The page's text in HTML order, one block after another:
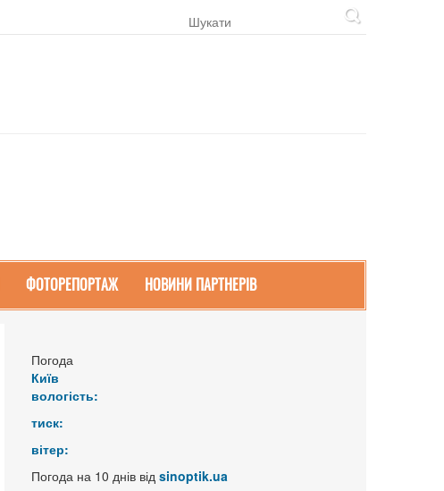
ФОТОРЕПОРТАЖ НОВИНИ ПАРТНЕРІВ
Погода
Київ
вологість:
тиск:
вітер:
Погода на 10 днів від sinoptik.ua